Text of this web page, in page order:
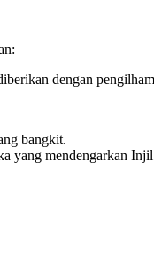
dengan
bangkit.
yang mendengarkan